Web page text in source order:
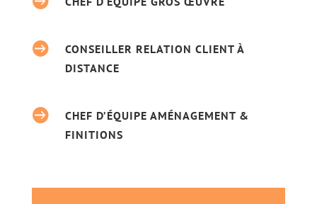

CONSEILLER RELATION CLIENT À
DISTANCE

CHEF D’ÉQUIPE AMÉNAGEMENT &
FINITIONS